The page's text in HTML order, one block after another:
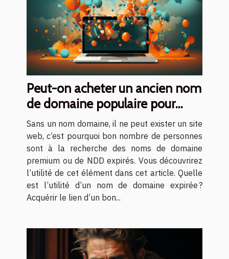
Peut-on acheter un ancien nom
de domaine populaire pour
mettre en place son site web ?
Sans un nom domaine, il ne peut exister un site
web, c’est pourquoi bon nombre de personnes
sont à la recherche des noms de domaine
premium ou de NDD expirés. Vous découvrirez
l’utilité de cet élément dans cet article. Quelle
est l’utilité d’un nom de domaine expirée ?
Acquérir le lien d’un bon...